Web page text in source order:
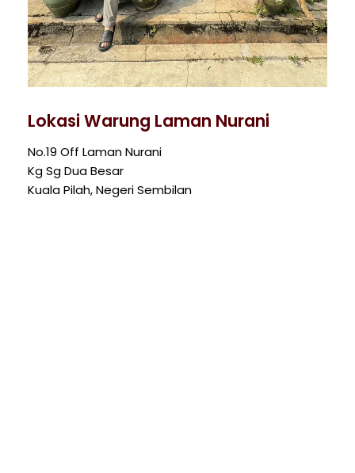
Lokasi Warung Laman Nurani
No.19 Off Laman Nurani
Kg Sg Dua Besar
Kuala Pilah, Negeri Sembilan